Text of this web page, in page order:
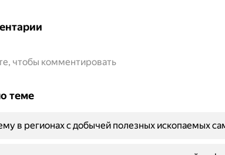
чтобы комментировать
теме
в регионах с добычей полезных ископаемых